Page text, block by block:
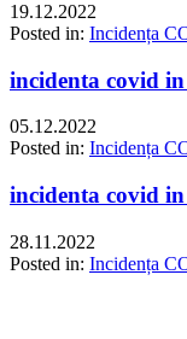
19.12.2022
Posted in: Incidența
incidenta covid
05.12.2022
Posted in: Incidența
incidenta covid
28.11.2022
Posted in: Incidența